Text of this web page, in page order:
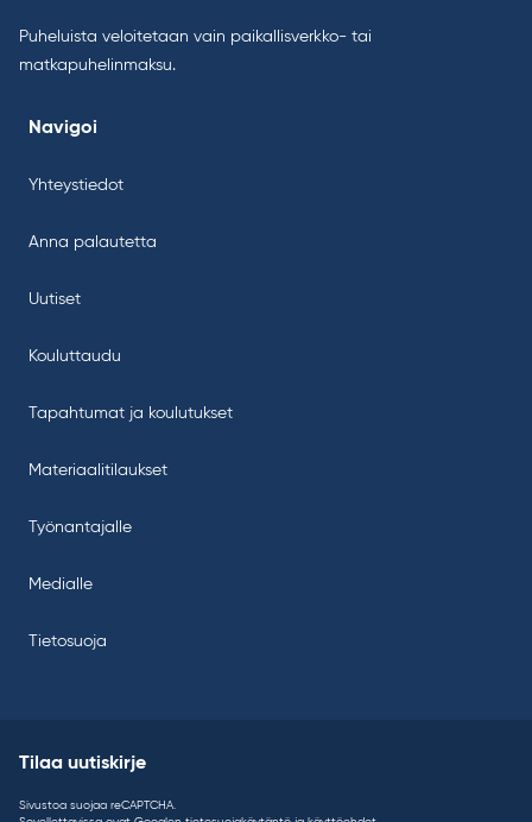
Puheluista veloitetaan vain paikallisverkko- tai
matkapuhelinmaksu.
Navigoi
Yhteystiedot
Anna palautetta
Uutiset
Kouluttaudu
Tapahtumat ja koulutukset
Materiaalitilaukset
Työnantajalle
Medialle
Tietosuoja
Tilaa uutiskirje
Sivustoa suojaa reCAPTCHA.